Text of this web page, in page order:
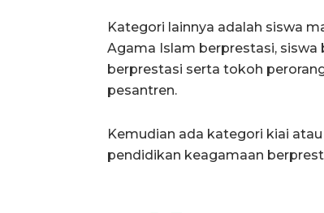
Kategori lainnya adalah siswa
Agama Islam berprestasi,
berprestasi serta tokoh
pesantren.
Kemudian ada kategori kiai
pendidikan keagamaan